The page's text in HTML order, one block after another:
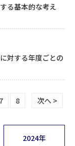
る基本的な考え
対する年度ごとの
7 8 次へ >
2024年